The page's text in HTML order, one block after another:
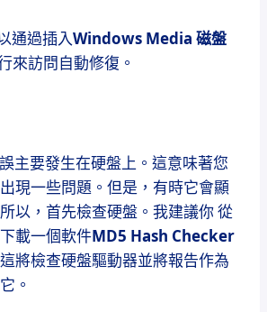
通過插入Windows Media 磁盤
來訪問自動修復 。
主要發生在硬盤上。 這意味著您
現一些問題。 但是，有時它會顯
所以，首先檢查硬盤。 我建議你從
下載一個軟件MD5 Hash Checker
將檢查硬盤驅動器並將報告作為
。